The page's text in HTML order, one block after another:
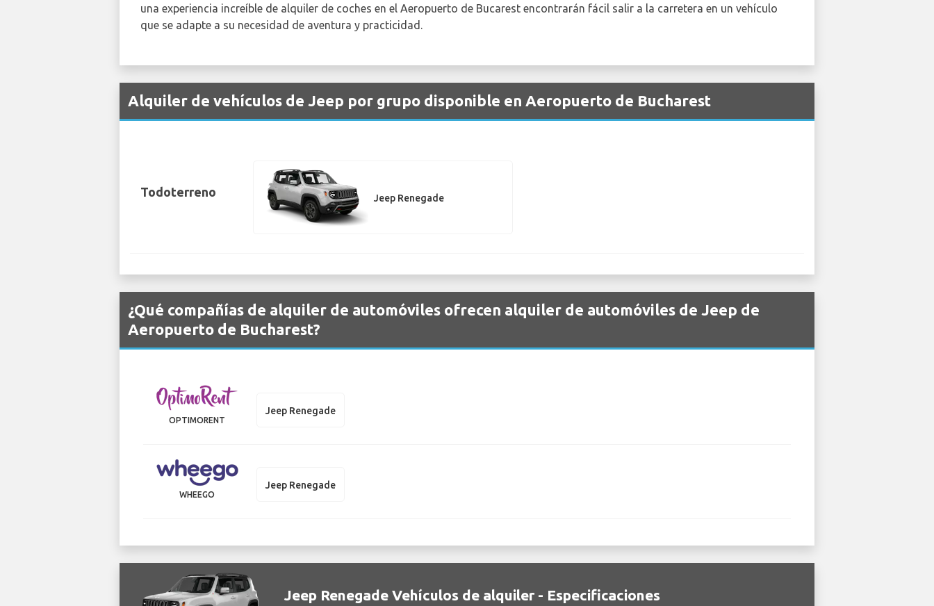
una experiencia increíble de alquiler de coches en el Aeropuerto de Bucarest encontrarán fácil salir a la carretera en un vehículo
que se adapte a su necesidad de aventura y practicidad.
Alquiler de vehículos de Jeep por grupo disponible en Aeropuerto de Bucharest
Todoterreno Jeep Renegade
¿Qué compañías de alquiler de automóviles ofrecen alquiler de automóviles de Jeep de
Aeropuerto de Bucharest?
OPTIMORENT
Jeep Renegade
WHEEGO
Jeep Renegade
Jeep Renegade Vehículos de alquiler - Especificaciones